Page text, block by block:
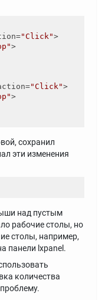
="Click">
>
="Click">
>
сохранил
эти изменения
над пустым
рабочие столы, но
столы, например,
панели lxpanel.
количества